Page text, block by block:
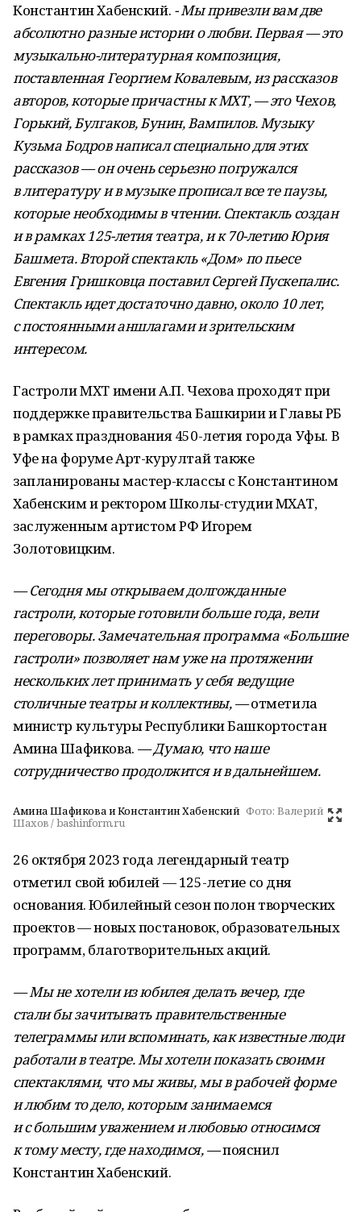
Константин Хабенский. -Мы привезли вам две
абсолютно разные истории о любви. Первая — это
музыкально-литературная композиция,
поставленная Георгием Ковалевым, из рассказов
авторов, которые причастны к МХТ, — это Чехов,
Горький, Булгаков, Бунин, Вампилов. Музыку
Кузьма Бодров написал специально для этих
рассказов — он очень серьезно погружался
в литературу и в музыке прописал все те паузы,
которые необходимы в чтении. Спектакль создан
и в рамках 125-летия театра, и к 70-летию Юрия
Башмета. Второй спектакль «Дом» по пьесе
Евгения Гришковца поставил Сергей Пускепалис.
Спектакль идет достаточно давно, около 10 лет,
с постоянными аншлагами и зрительским
интересом.
Гастроли МХТ имени А.П. Чехова проходят при
поддержке правительства Башкирии и Главы РБ
в рамках празднования 450-летия города Уфы. В
Уфе на форуме Арт-курултай также
запланированы мастер-классы с Константином
Хабенским и ректором Школы-студии МХАТ,
заслуженным артистом РФ Игорем
Золотовицким.
— Сегодня мы открываем долгожданные
гастроли, которые готовили больше года, вели
переговоры. Замечательная программа «Большие
гастроли» позволяет нам уже на протяжении
нескольких лет принимать у себя ведущие
столичные театры и коллективы, —отметила
министр культуры Республики Башкортостан
Амина Шафикова. — Думаю, что наше
сотрудничество продолжится и в дальнейшем.
Амина Шафикова и Константин Хабенский Фото: Валерий
Шахов / bashinform.ru
26 октября 2023 года легендарный театр
отметил свой юбилей — 125-летие со дня
основания. Юбилейный сезон полон творческих
проектов — новых постановок, образовательных
программ, благотворительных акций.
— Мы не хотели из юбилея делать вечер, где
стали бы зачитывать правительственные
телеграммы или вспоминать, как известные люди
работали в театре. Мы хотели показать своими
спектаклями, что мы живы, мы в рабочей форме
и любим то дело, которым занимаемся
и с большим уважением и любовью относимся
к тому месту, где находимся, —пояснил
Константин Хабенский.